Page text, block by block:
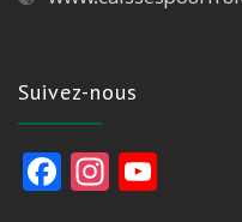
Suivez-nous
F In